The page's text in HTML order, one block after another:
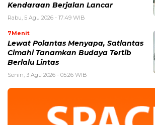
Kendaraan Berjalan Lancar
Rabu, 5 Agu 2026 - 17:49 WIB
7Menit
Lewat Polantas Menyapa, Satlantas
Cimahi Tanamkan Budaya Tertib
Berlalu Lintas
Senin, 3 Agu 2026 - 05:26 WIB